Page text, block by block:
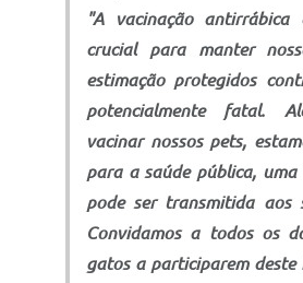
"A vacinação antirrábica
crucial para manter
estimação protegidos
potencialmente fatal.
vacinar nossos pets,
para a saúde pública,
pode ser transmitida aos
Convidamos a todos os
gatos a participarem deste